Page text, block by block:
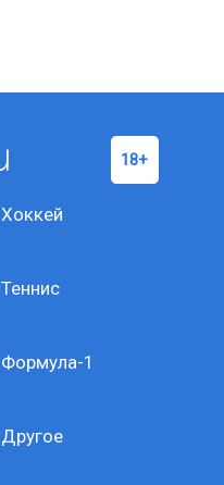
Хоккей
Теннис
Формула-1
Другое